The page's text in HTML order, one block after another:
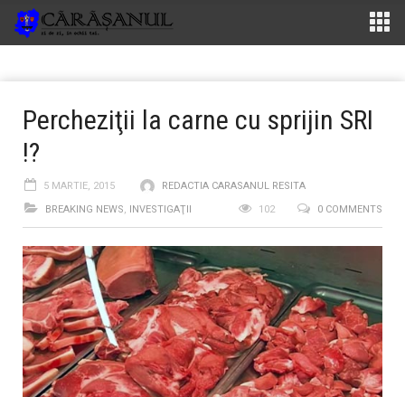
Percheziţii la carne cu sprijin SRI
!?
5 MARTIE, 2015
REDACTIA CARASANUL RESITA
BREAKING NEWS, INVESTIGAŢII 0 COMMENTS
102